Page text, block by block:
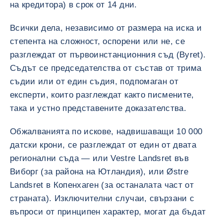
на кредитора) в срок от 14 дни.
Всички дела, независимо от размера на иска и
степента на сложност, оспорени или не, се
разглеждат от първоинстанционния съд (Byret).
Съдът се председателства от състав от трима
съдии или от един съдия, подпомаган от
експерти, които разглеждат както писмените,
така и устно представените доказателства.
Обжалванията по искове, надвишаващи 10 000
датски крони, се разглеждат от един от двата
регионални съда — или Vestre Landsret във
Виборг (за района на Ютландия), или Østre
Landsret в Копенхаген (за останалата част от
страната). Изключителни случаи, свързани с
въпроси от принципен характер, могат да бъдат